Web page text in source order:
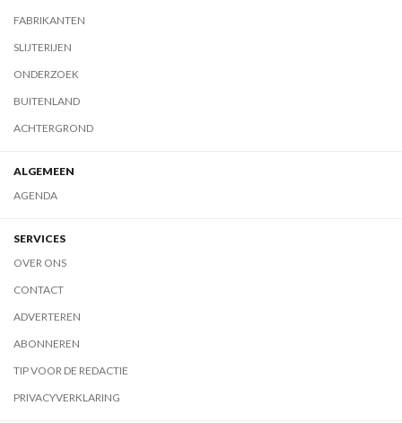
FABRIKANTEN
SLIJTERIJEN
ONDERZOEK
BUITENLAND
ACHTERGROND
ALGEMEEN
AGENDA
SERVICES
OVER ONS
CONTACT
ADVERTEREN
ABONNEREN
TIP VOOR DE REDACTIE
PRIVACYVERKLARING